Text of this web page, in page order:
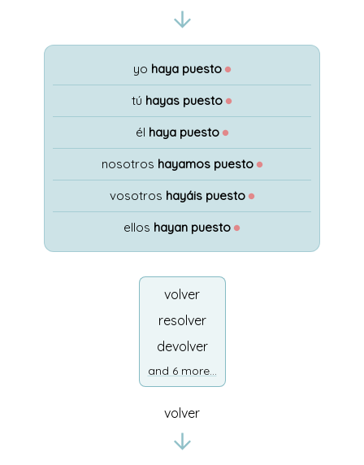
yo haya puesto ●
tú hayas puesto ●
él haya puesto ●
nosotros hayamos puesto ●
vosotros hayáis puesto ●
ellos hayan puesto ●
volver
resolver
devolver
and 6 more...
volver